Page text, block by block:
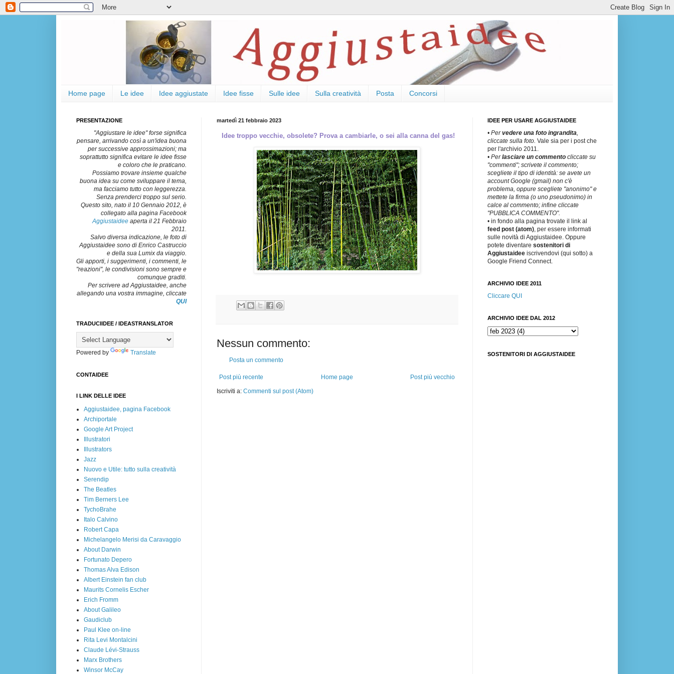
Home page Le idee Idee aggiustate Idee fisse Sulle idee Sulla creatività Posta Concorsi
martedì 21 febbraio 2023
Idee troppo vecchie, obsolete? Prova a cambiarle, o sei alla canna del gas!
Nessun commento:
Posta un commento
Post più recente Post più vecchio
Home page
Iscriviti a: Commenti sul post (Atom)
PRESENTAZIONE
"Aggiustare le idee" forse significa
pensare, arrivando così a un'idea buona
per successive approssimazioni; ma
soprattutto significa evitare le idee fisse
e coloro che le praticano.
Possiamo trovare insieme qualche
buona idea su come sviluppare il tema,
ma facciamo tutto con leggerezza.
Senza prenderci troppo sul serio.
Questo sito, nato il 10 Gennaio 2012, è
collegato alla pagina Facebook
Aggiustaidee aperta il 21 Febbraio
2011.
Salvo diversa indicazione, le foto di
Aggiustaidee sono di Enrico Castruccio
e della sua Lumix da viaggio.
Gli apporti, i suggerimenti, i commenti, le
"reazioni", le condivisioni sono sempre e
comunque graditi.
Per scrivere ad Aggiustaidee, anche
allegando una vostra immagine, cliccate
QUI
TRADUCIIDEE / IDEASTRANSLATOR
Powered by Translate
CONTAIDEE
I LINK DELLE IDEE
Aggiustaidee, pagina Facebook
Archiportale
Google Art Project
Illustratori
Illustrators
Jazz
Nuovo e Utile: tutto sulla creatività
Serendip
The Beatles
Tim Berners Lee
TychoBrahe
Italo Calvino
Robert Capa
Michelangelo Merisi da Caravaggio
About Darwin
Fortunato Depero
Thomas Alva Edison
Albert Einstein fan club
Maurits Cornelis Escher
Erich Fromm
About Galileo
Gaudiclub
Paul Klee on-line
Rita Levi Montalcini
Claude Lévi-Strauss
Marx Brothers
Winsor McCay
IDEE PER USARE AGGIUSTAIDEE
• Pervedere una foto ingrandita
cliccate sulla foto. Vale sia per i post che
per l'archivio 2011.
• Perlasciare un commento cliccate su
"commenti"; scrivete il commento;
scegliete il tipo di identità: se avete un
account Google (gmail) non c'è
problema, oppure scegliete "anonimo" e
mettete la firma (o uno pseudonimo) in
calce al commento; infine cliccate
"PUBBLICA COMMENTO".
• in fondo alla pagina trovate il link al
feed post (atom) , per essere informati
sulle novità di Aggiustaidee. Oppure
potete diventare sostenitori di
Aggiustaidee iscrivendovi (qui sotto) a
Google Friend Connect.
ARCHIVIO IDEE 2011
Cliccare QUI
ARCHIVIO IDEE DAL 2012
SOSTENITORI DI AGGIUSTAIDEE